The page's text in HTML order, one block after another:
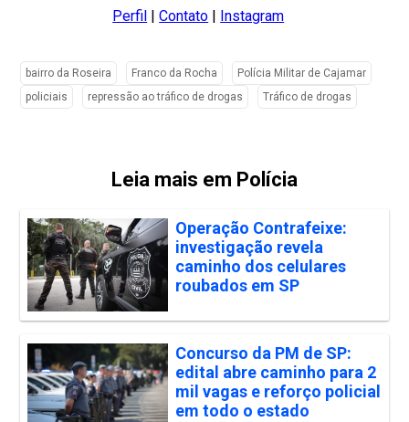
Perfil |Contato Instagram
bairro da Roseira Franco da Rocha
Polícia Militar de Cajamar
policiais
repressão ao tráfico de drogas Tráfico de drogas
Leia mais em Polícia
Operação Contrafeixe:
investigação revela
caminho dos celulares
roubados em SP
Concurso da PM de SP:
edital abre caminho para 2
mil vagas e reforço policial
em todo o estado